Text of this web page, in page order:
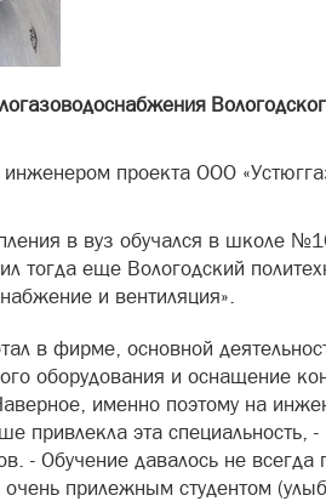
проекта ООО
в вуз обучался в школе
тогда еще Вологодский
и вентиляция».
в фирме, основной
оборудования и оснащение
именно поэтому на
привлекла эта специальность, -
- Обучение давалось не всегда
прилежным студентом